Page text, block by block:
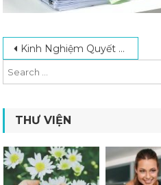
Post navigation
Kinh Nghiệm Quyết Toán Thuế Đúng Quy Định Dành Cho Doanh Nghiệp Mới
THƯ VIỆN